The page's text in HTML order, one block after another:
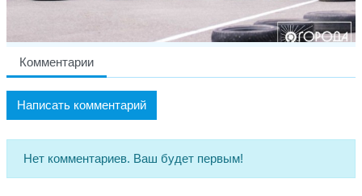
Комментарии
Написать комментарий
Нет комментариев. Ваш будет первым!